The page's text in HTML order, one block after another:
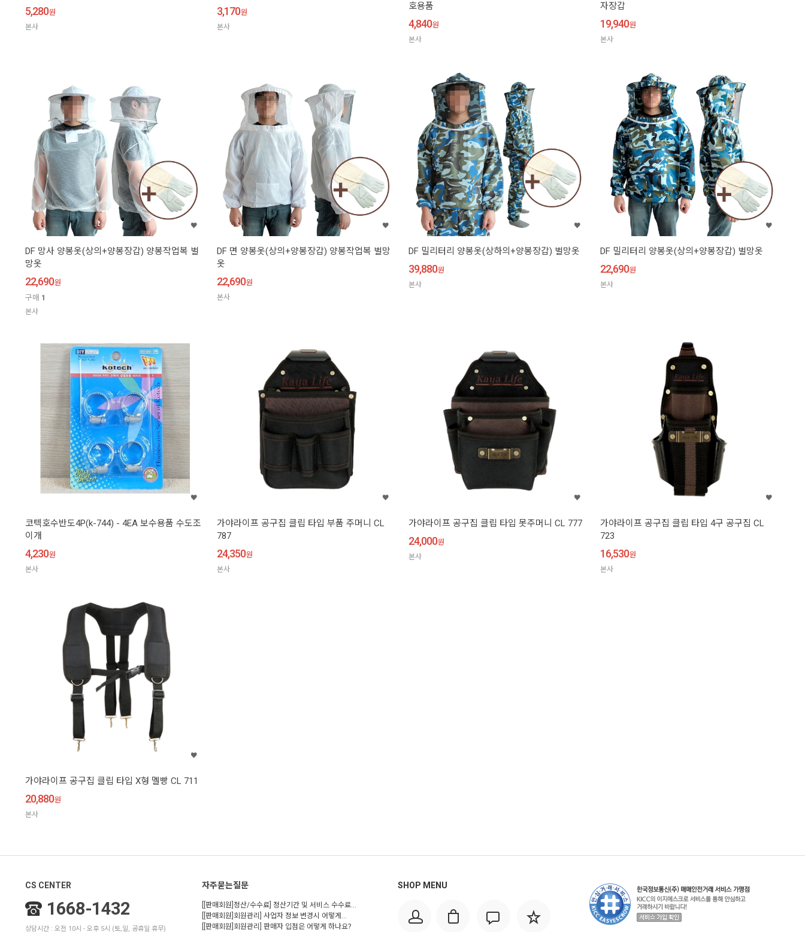
5,280원
본사
3,170원
본사
호용품
4,840원
본사
자장갑
19,940원
본사
DF 망사 양봉옷(상의+양봉장갑) 양봉작업복 벌
망옷
22,690원
구매 1
본사
DF 면 양봉옷(상의+양봉장갑) 양봉작업복 벌망
옷
22,690원
본사
DF 밀리터리 양봉옷(상하의+양봉장갑) 벌망옷
39,880원
본사
DF 밀리터리 양봉옷(상의+양봉장갑) 벌망옷
22,690원
본사
코텍호수반도4P(k-744) - 4EA 보수용품 수도조
이개
4,230원
본사
가야라이프 공구집 클립 타입 부품 주머니 CL
787
24,350원
본사
가야라이프 공구집 클립 타입 못주머니 CL 777
24,000원
본사
가야라이프 공구집 클립 타입 4구 공구집 CL
723
16,530원
본사
가야라이프 공구집 클립 타입 X형 멜빵 CL 711
20,880원
본사
CS CENTER
1668-1432
상담시간 : 오전 10시 - 오후 5시 (토,일, 공휴일 휴무)
자주묻는질문
[[판매회원]정산/수수료] 정산기간 및 서비스 수수료...
[[판매회원]회원관리] 사업자 정보 변경시 어떻게...
[[판매회원]회원관리] 판매자 입점은 어떻게 하나요?
SHOP MENU